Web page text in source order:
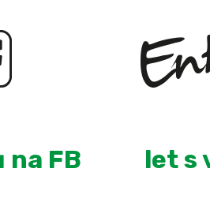
FB let s